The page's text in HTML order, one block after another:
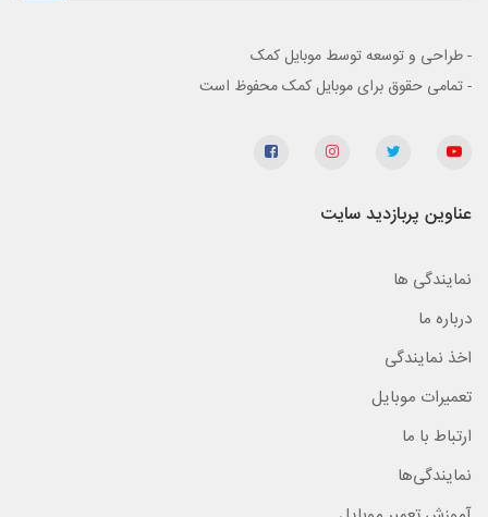
- طراحی و توسعه توسط موبایل کمک
- تمامی حقوق برای موبایل کمک محفوظ است
عناوین پربازدید سایت
نمایندگی ها
درباره ما
اخذ نمایندگی
تعمیرات موبایل
ارتباط با ما
نمایندگی‌ها